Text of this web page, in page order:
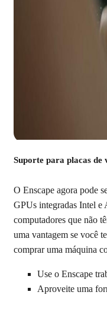
Suporte para placas de
O Enscape agora pode
GPUs integradas Intel e
computadores que não
uma vantagem se você
comprar uma máquina
Use o Enscape
Aproveite uma